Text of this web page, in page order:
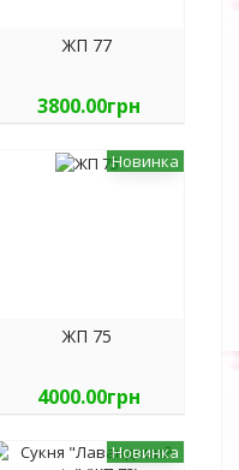
ЖП 77
3800.00грн
Новинка
ЖП 75
4000.00грн
Новинка